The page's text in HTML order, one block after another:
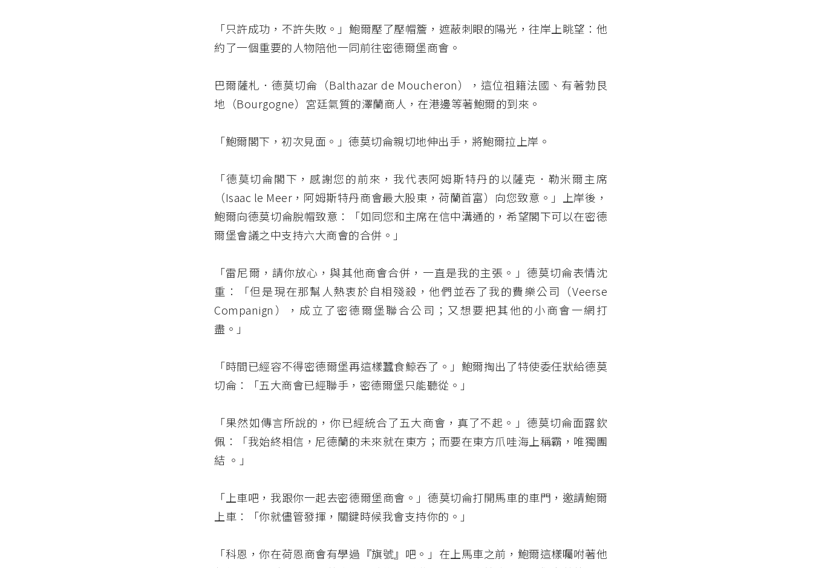
「只許成功，不許失敗。」鮑爾壓了壓帽簷，遮蔽刺眼的陽光，往岸上眺望：他
約了一個重要的人物陪他一同前往密德爾堡商會。
巴爾薩札．德莫切侖（Balthazar de Moucheron），這位祖籍法國、有著勃艮
地（Bourgogne）宮廷氣質的澤蘭商人，在港邊等著鮑爾的到來。
「鮑爾閣下，初次見面。」德莫切侖親切地伸出手，將鮑爾拉上岸。
「德莫切侖閣下，感謝您的前來，我代表阿姆斯特丹的以薩克．勒米爾主席
（Isaac le Meer，阿姆斯特丹商會最大股東，荷蘭首富）向您致意。」上岸後，
鮑爾向德莫切侖脫帽致意：「如同您和主席在信中溝通的，希望閣下可以在密德
爾堡會議之中支持六大商會的合併。」
「雷尼爾，請你放心，與其他商會合併，一直是我的主張。」德莫切侖表情沈
重：「但是現在那幫人熱衷於自相殘殺，他們並吞了我的費樂公司（Veerse
Companign），成立了密德爾堡聯合公司；又想要把其他的小商會一網打
盡。」
「時間已經容不得密德爾堡再這樣蠶食鯨吞了。」鮑爾掏出了特使委任狀給德莫
切侖：「五大商會已經聯手，密德爾堡只能聽從。」
「果然如傳言所說的，你已經統合了五大商會，真了不起。」德莫切侖面露欽
佩：「我始終相信，尼德蘭的未來就在東方；而要在東方爪哇海上稱霸，唯獨團
結 。」
「上車吧，我跟你一起去密德爾堡商會。」德莫切侖打開馬車的車門，邀請鮑爾
上車：「你就儘管發揮，關鍵時候我會支持你的。」
「科恩，你在荷恩商會有學過『旗號』吧。」在上馬車之前，鮑爾這樣囑咐著他